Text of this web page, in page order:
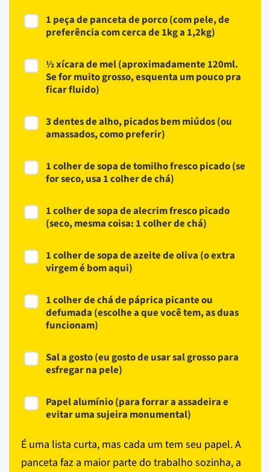
1 peça de panceta de porco (com pele, de
preferência com cerca de 1kg a 1,2kg)
½ xícara de mel (aproximadamente 120ml.
Se for muito grosso, esquenta um pouco pra
ficar fluido)
3 dentes de alho, picados bem miúdos (ou
amassados, como preferir)
1 colher de sopa de tomilho fresco picado (se
for seco, usa 1 colher de chá)
1 colher de sopa de alecrim fresco picado
(seco, mesma coisa: 1 colher de chá)
1 colher de sopa de azeite de oliva (o extra
virgem é bom aqui)
1 colher de chá de páprica picante ou
defumada (escolhe a que você tem, as duas
funcionam)
Sal a gosto (eu gosto de usar sal grosso para
esfregar na pele)
Papel alumínio (para forrar a assadeira e
evitar uma sujeira monumental)
É uma lista curta, mas cada um tem seu papel. A
panceta faz a maior parte do trabalho sozinha, a